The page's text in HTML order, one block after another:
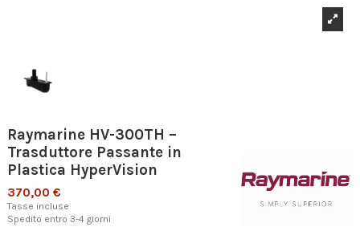
Raymarine HV-300TH –
Trasduttore Passante in
Plastica HyperVision
370,00 €
Tasse incluse
Spedito entro 3-4 giorni